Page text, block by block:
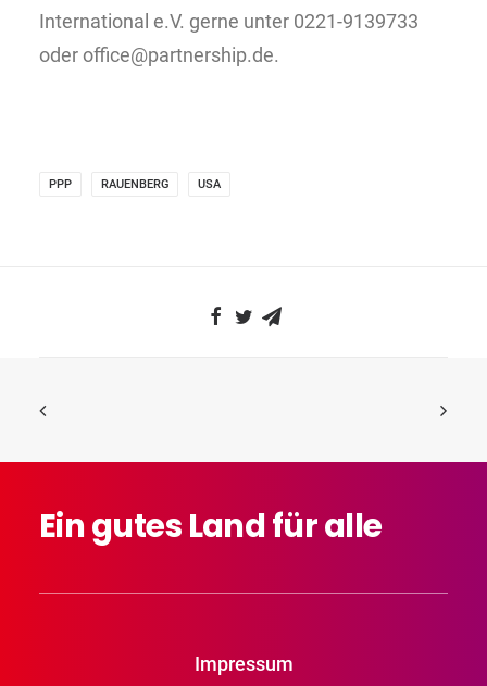
International e.V. gerne unter 0221-9139733
oder office@partnership.de.
PPP RAUENBERG USA
EingutesLandfüralle
Impressum